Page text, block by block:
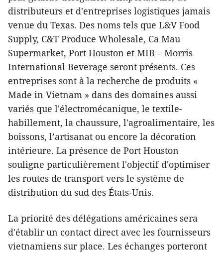
distributeurs et d'entreprises logistiques jamais
venue du Texas. Des noms tels que L&V Food
Supply, C&T Produce Wholesale, Ca Mau
Supermarket, Port Houston et MIB – Morris
International Beverage seront présents. Ces
entreprises sont à la recherche de produits «
Made in Vietnam » dans des domaines aussi
variés que l'électromécanique, le textile-
habillement, la chaussure, l'agroalimentaire, les
boissons, l’artisanat ou encore la décoration
intérieure. La présence de Port Houston
souligne particulièrement l'objectif d'optimiser
les routes de transport vers le système de
distribution du sud des États-Unis.
La priorité des délégations américaines sera
d'établir un contact direct avec les fournisseurs
vietnamiens sur place. Les échanges porteront